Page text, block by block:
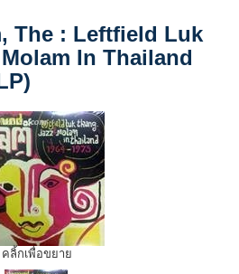
The : Leftfield Luk
In Thailand
คลิ้กเพื่อขยาย